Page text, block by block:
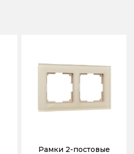
Рамки 2-постовые